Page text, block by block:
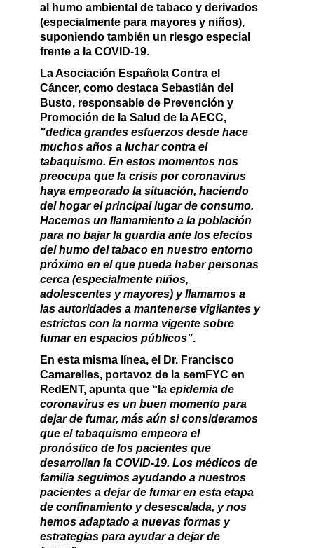
al humo ambiental de tabaco y derivados
(especialmente para mayores y niños),
suponiendo también un riesgo especial
frente a la COVID-19.
La Asociación Española Contra el
Cáncer, como destacaSebastián del
Busto, responsable de Prevención y
Promoción de la Salud de la AECC,
"dedica grandes esfuerzos desde hace
muchos años a luchar contra el
tabaquismo. En estos momentos nos
preocupa que la crisis por coronavirus
haya empeorado la situación, haciendo
del hogar el principal lugar de consumo.
Hacemos un llamamiento a la población
para no bajar la guardia ante los efectos
del humo del tabaco en nuestro entorno
próximo en el que pueda haber personas
cerca (especialmente niños,
adolescentes y mayores) y llamamos a
las autoridades a mantenerse vigilantes y
estrictos con la norma vigente sobre
fumar en espacios públicos".
En esta misma línea, el
Dr. Francisco
Camarelles, portavoz de la semFYC en
RedENT, apunta que “la epidemia de
coronavirus es un buen momento para
dejar de fumar, más aún si consideramos
que el tabaquismo empeora el
pronóstico de los pacientes que
desarrollan la COVID-19. Los médicos de
familia seguimos ayudando a nuestros
pacientes a dejar de fumar en esta etapa
de confinamiento y desescalada, y nos
hemos adaptado a nuevas formas y
estrategias para ayudar a dejar de